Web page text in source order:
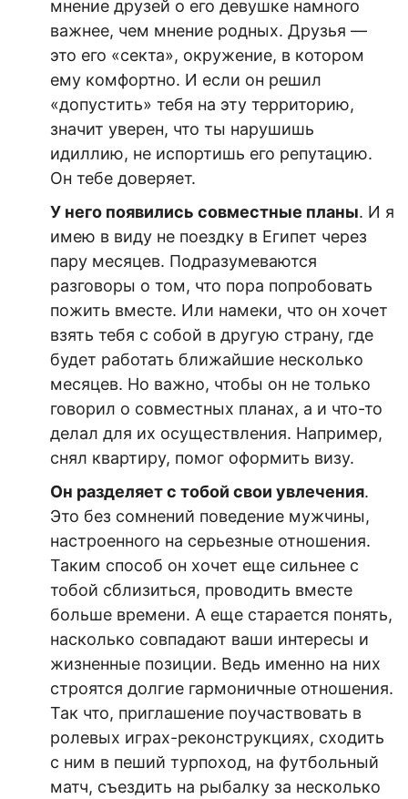
мнение друзей о его девушке намного
важнее, чем мнение родных. Друзья —
это его «секта», окружение, в котором
ему комфортно. И если он решил
«допустить» тебя на эту территорию,
значит уверен, что ты нарушишь
идиллию, не испортишь его репутацию.
Он тебе доверяет.
У него появились совместные планы. И я
имею в виду не поездку в Египет через
пару месяцев. Подразумеваются
разговоры о том, что пора попробовать
пожить вместе. Или намеки, что он хочет
взять тебя с собой в другую страну, где
будет работать ближайшие несколько
месяцев. Но важно, чтобы он не только
говорил о совместных планах, а и что-то
делал для их осуществления. Например,
снял квартиру, помог оформить визу.
Он разделяет с тобой свои увлечения.
Это без сомнений поведение мужчины,
настроенного на серьезные отношения.
Таким способ он хочет еще сильнее с
тобой сблизиться, проводить вместе
больше времени. А еще старается понять,
насколько совпадают ваши интересы и
жизненные позиции. Ведь именно на них
строятся долгие гармоничные отношения.
Так что, приглашение поучаствовать в
ролевых играх-реконструкциях, сходить
с ним в пеший турпоход, на футбольный
матч, съездить на рыбалку за несколько